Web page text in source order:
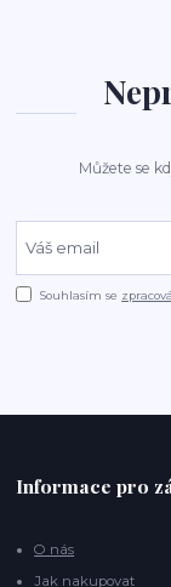
Můžete se
Souhlasím se
Informace pro
O nás
Jak nakupovat